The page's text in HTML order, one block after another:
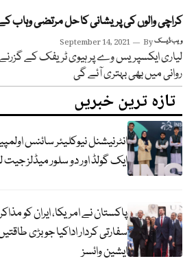
کراچی والوں کی پریشانی کا حل مرتضی وہاب
September 14, 2021 Byویب ڈیسک
لیاری ایکسپریس وے پر ہیوی ٹریفک کے
روانی میں بھی بہتری آئے گی
تازہ ترین خبریں
ایک گولڈ اور دو سلور میڈلز جیت
پاکستان نے امریکا، ایران کو
سفارتی کردار اداکیا جو بڑی
ایشین وائسز